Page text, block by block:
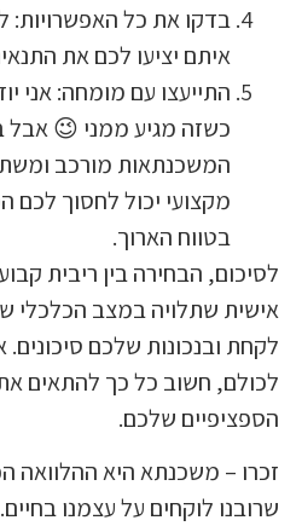
את כל האפשרויות: לפעמים
יציעו לכם את התנאים
עם מומחה: אני יודע, זה
מגיע ממני 😉 אבל באמת,
מורכב ומשתנה כל
יכול לחסוך לכם המון
הארוך.
הבחירה בין ריבית קבועה
שתלויה במצב הכלכלי שלכם,
שלכם סיכונים. אין
חשוב כל כך להתאים את
שלכם.
משכנתא היא ההלוואה הכלכלית
לוקחים על עצמנו בחיים. אל